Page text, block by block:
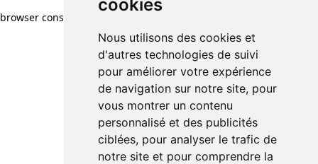
cookies
Nous utilisons des cookies et
d'autres technologies de suivi
pour améliorer votre expérience
de navigation sur notre site, pour
vous montrer un contenu
personnalisé et des publicités
ciblées, pour analyser le trafic de
notre site et pour comprendre la
browser console for more information)